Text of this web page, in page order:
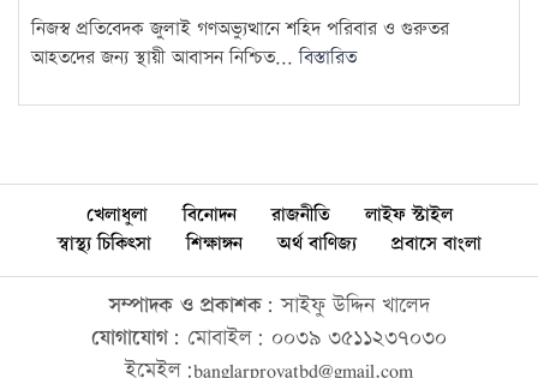
নিজস্ব প্রতিবেদক জুলাই গণঅভ্যুত্থানে শহিদ পরিবার ও গুরুতর
আহতদের জন্য স্থায়ী আবাসন নিশ্চিত...বিস্তারিত
খেলাধুলা বিনোদন রাজনীতি
লাইফ স্টাইল
স্বাস্থ্য চিকিৎসা
শিক্ষাঙ্গন অর্থ বাণিজ্য প্রবাসে বাংলা
সম্পাদক ও প্রকাশক: সাইফু উদ্দিন খালেদ
যোগাযোগ: মোবাইল: ০০৩৯ ৩৫১১২৩৭০৩০
ইমেইল:banglarprovatbd@gmail.com